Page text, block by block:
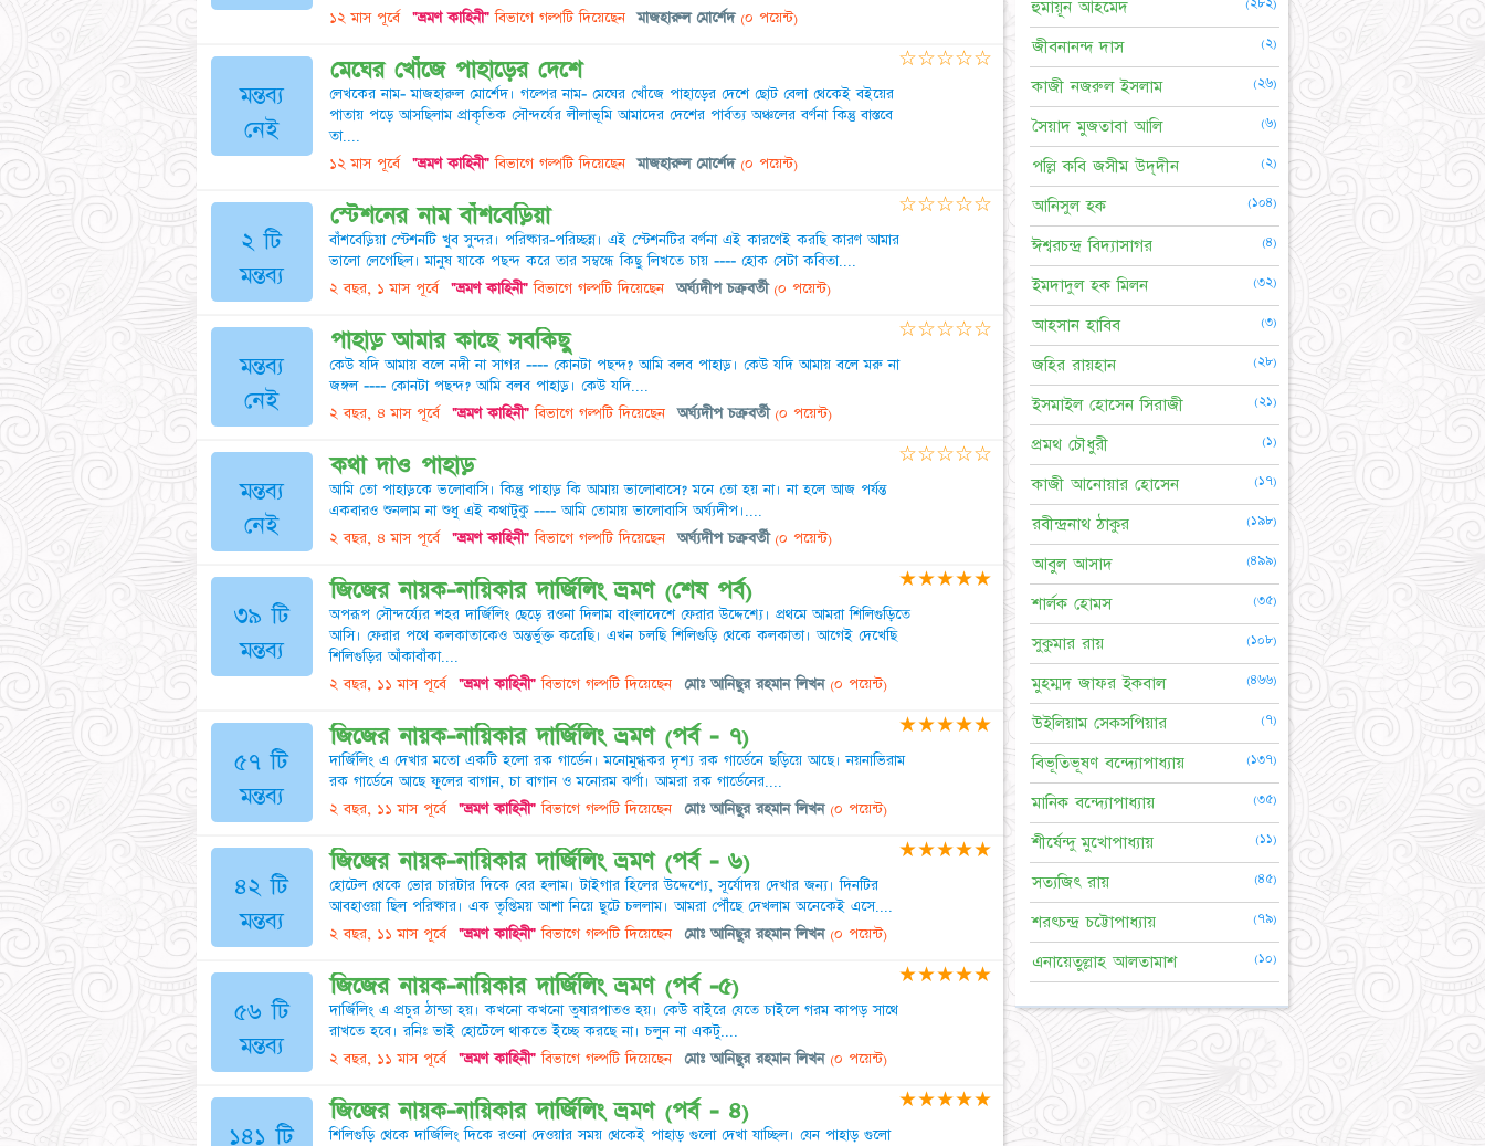
১২ মাস পূর্বে "ভ্রমণ কাহিনী"বিভাগে গল্পটি দিয়েছেন মাজহারুল মোর্শেদ(০ পয়েন্ট)
মন্তব্য
নেই
মেঘের খোঁজে পাহাড়ের দেশে
লেখকের নাম- মাজহারুল মোর্শেদ। গল্পের নাম- মেঘের খোঁজে পাহাড়ের দেশে ছোট বেলা থেকেই বইয়ের
পাতায় পড়ে আসছিলাম প্রাকৃতিক সৌন্দর্যের লীলাভূমি আমাদের দেশের পার্বত্য অঞ্চলের বর্ণনা কিন্তু বাস্তবে
তা....
১২ মাস পূর্বে "ভ্রমণ কাহিনী"বিভাগে গল্পটি দিয়েছেন মাজহারুল মোর্শেদ(০ পয়েন্ট)
☆☆☆☆☆
২ টি
মন্তব্য
স্টেশনের নাম বাঁশবেড়িয়া
বাঁশবেড়িয়া স্টেশনটি খুব সুন্দর। পরিষ্কার-পরিচ্ছন্ন। এই স্টেশনটির বর্ণনা এই কারণেই করছি কারণ আমার
ভালো লেগেছিল। মানুষ যাকে পছন্দ করে তার সম্বন্ধে কিছু লিখতে চায় ---- হোক সেটা কবিতা....
২ বছর, ১ মাস পূর্বে "ভ্রমণ কাহিনী"বিভাগে গল্পটি দিয়েছেন অর্ঘ্যদীপ চক্রবর্তী (০ পয়েন্ট)
☆☆☆☆☆
মন্তব্য
নেই
পাহাড় আমার কাছে সবকিছু
কেউ যদি আমায় বলে নদী না সাগর ---- কোনটা পছন্দ? আমি বলব পাহাড়। কেউ যদি আমায় বলে মরু না
জঙ্গল ---- কোনটা পছন্দ? আমি বলব পাহাড়। কেউ যদি....
২ বছর, ৪ মাস পূর্বে "ভ্রমণ কাহিনী"বিভাগে গল্পটি দিয়েছেন অর্ঘ্যদীপ চক্রবর্তী (০ পয়েন্ট)
☆☆☆☆☆
মন্তব্য
নেই
কথা দাও পাহাড়
আমি তো পাহাড়কে ভলোবাসি। কিন্তু পাহাড় কি আমায় ভালোবাসে? মনে তো হয় না। না হলে আজ পর্যন্ত
একবারও শুনলাম না শুধু এই কথাটুকু ---- আমি তোমায় ভালোবাসি অর্ঘ্যদীপ।....
২ বছর, ৪ মাস পূর্বে "ভ্রমণ কাহিনী"বিভাগে গল্পটি দিয়েছেন অর্ঘ্যদীপ চক্রবর্তী (০ পয়েন্ট)
☆☆☆☆☆
৩৯ টি
মন্তব্য
জিজের নায়ক-নায়িকার দার্জিলিং ভ্রমণ (শেষ পর্ব)
অপরূপ সৌন্দর্য্যের শহর দার্জিলিং ছেড়ে রওনা দিলাম বাংলাদেশে ফেরার উদ্দেশ্যে। প্রথমে আমরা শিলিগুড়িতে
আসি। ফেরার পথে কলকাতাকেও অন্তর্ভুক্ত করেছি। এখন চলছি শিলিগুড়ি থেকে কলকাতা। আগেই দেখেছি
শিলিগুড়ির আঁকাবাঁকা....
২ বছর, ১১ মাস পূর্বে "ভ্রমণ কাহিনী"বিভাগে গল্পটি দিয়েছেন মোঃ আনিছুর রহমান লিখন(০ পয়েন্ট)
★★★★★
৫৭ টি
মন্তব্য
জিজের নায়ক-নায়িকার দার্জিলিং ভ্রমণ (পর্ব - ৭)
দার্জিলিং এ দেখার মতো একটি হলো রক গার্ডেন। মনোমুগ্ধকর দৃশ্য রক গার্ডেনে ছড়িয়ে আছে। নয়নাভিরাম
রক গার্ডেনে আছে ফুলের বাগান, চা বাগান ও মনোরম ঝর্ণা। আমরা রক গার্ডেনের....
২ বছর, ১১ মাস পূর্বে "ভ্রমণ কাহিনী"বিভাগে গল্পটি দিয়েছেন মোঃ আনিছুর রহমান লিখন(০ পয়েন্ট)
★★★★★
৪২ টি
মন্তব্য
জিজের নায়ক-নায়িকার দার্জিলিং ভ্রমণ (পর্ব - ৬)
হোটেল থেকে ভোর চারটার দিকে বের হলাম। টাইগার হিলের উদ্দেশ্যে, সূর্যোদয় দেখার জন্য। দিনটির
আবহাওয়া ছিল পরিষ্কার। এক তৃপ্তিময় আশা নিয়ে ছুটে চললাম। আমরা পৌঁছে দেখলাম অনেকেই এসে....
২ বছর, ১১ মাস পূর্বে "ভ্রমণ কাহিনী"বিভাগে গল্পটি দিয়েছেন মোঃ আনিছুর রহমান লিখন(০ পয়েন্ট)
★★★★★
৫৬ টি
মন্তব্য
জিজের নায়ক-নায়িকার দার্জিলিং ভ্রমণ (পর্ব -৫)
দার্জিলিং এ প্রচুর ঠান্ডা হয়। কখনো কখনো তুষারপাতও হয়। কেউ বাইরে যেতে চাইলে গরম কাপড় সাথে
রাখতে হবে। রনিঃ ভাই হোটেলে থাকতে ইচ্ছে করছে না। চলুন না একটু....
২ বছর, ১১ মাস পূর্বে "ভ্রমণ কাহিনী"বিভাগে গল্পটি দিয়েছেন মোঃ আনিছুর রহমান লিখন(০ পয়েন্ট)
★★★★★
১৪১ টি
জিজের নায়ক-নায়িকার দার্জিলিং ভ্রমণ (পর্ব - ৪)
শিলিগুড়ি থেকে দার্জিলিং দিকে রওনা দেওয়ার সময় থেকেই পাহাড় গুলো দেখা যাচ্ছিল। যেন পাহাড় গুলো
★★★★★
হুমায়ূন আহমেদ
জীবনানন্দ দাস (২)
কাজী নজরুল ইসলাম (২৬)
সৈয়াদ মুজতাবা আলি (৬)
পল্লি কবি জসীম উদ্‌দীন (২)
আনিসুল হক (১০৪)
ঈশ্বরচন্দ্র বিদ্যাসাগর (৪)
ইমদাদুল হক মিলন (৩২)
আহসান হাবিব (৩)
জহির রায়হান (২৮)
ইসমাইল হোসেন সিরাজী (২১)
প্রমথ চৌধুরী (১)
কাজী আনোয়ার হোসেন (১৭)
রবীন্দ্রনাথ ঠাকুর (১৯৮)
আবুল আসাদ (৪৯৯)
শার্লক হোমস (৩৫)
সুকুমার রায় (১০৮)
মুহম্মদ জাফর ইকবাল (৪৬৬)
উইলিয়াম সেকসপিয়ার (৭)
বিভূতিভূষণ বন্দ্যোপাধ্যায় (১৩৭)
মানিক বন্দ্যোপাধ্যায় (৩৫)
শীর্ষেন্দু মুখোপাধ্যায় (১১)
সত্যজিৎ রায় (৪৫)
শরৎচন্দ্র চট্টোপাধ্যায় (৭৯)
এনায়েতুল্লাহ আলতামাশ (১০)